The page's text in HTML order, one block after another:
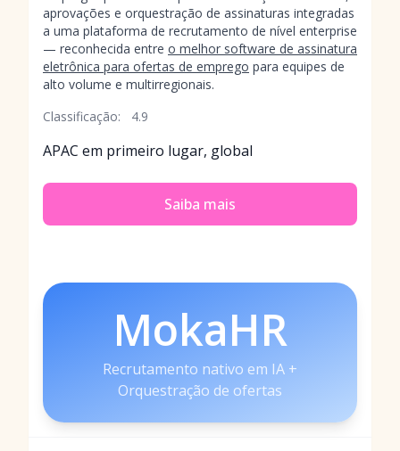
aprovações e orquestração de assinaturas integradas
a uma plataforma de recrutamento de nível enterprise
— reconhecida entre o melhor software de assinatura
eletrônica para ofertas de emprego para equipes de
alto volume e multirregionais.
Classificação:
4.9
APAC em primeiro lugar, global
Saiba mais
MokaHR
Recrutamento nativo em IA +
Orquestração de ofertas